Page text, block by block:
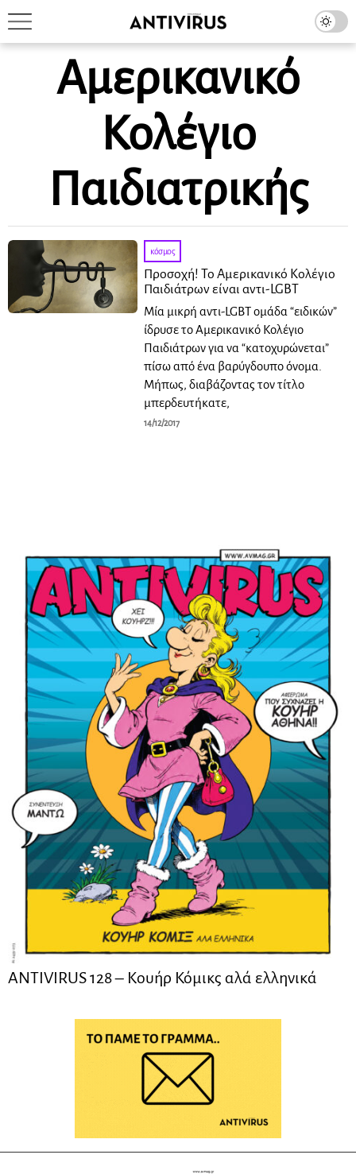
Αμερικανικό
Κολέγιο
Παιδιατρικής
κόσμος
Προσοχή! Το Αμερικανικό Κολέγιο
Παιδιάτρων είναι αντι-LGBT
Μία μικρή αντι-LGBT ομάδα “ειδικών”
ίδρυσε το Αμερικανικό Κολέγιο
Παιδιάτρων για να “κατοχυρώνεται”
πίσω από ένα βαρύγδουπο όνομα.
Μήπως, διαβάζοντας τον τίτλο
μπερδευτήκατε,
14/12/2017
ANTIVIRUS 128 – Kουήρ Κόμικς αλά ελληνικά